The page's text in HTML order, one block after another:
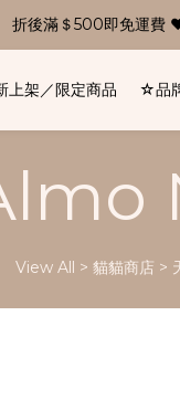
折後滿＄500即免運費
架／限定商品 ☆品
View All > 貓貓商店 >